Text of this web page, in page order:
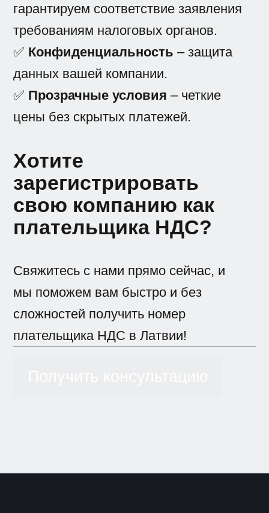
гарантируем соответствие заявления
требованиям налоговых органов.
✅ Конфиденциальность – защита
данных вашей компании.
✅ Прозрачные условия – четкие
цены без скрытых платежей.
Хотите
зарегистрировать
свою компанию как
плательщика НДС?
Свяжитесь с нами прямо сейчас, и
мы поможем вам быстро и без
сложностей получить номер
плательщика НДС в Латвии!